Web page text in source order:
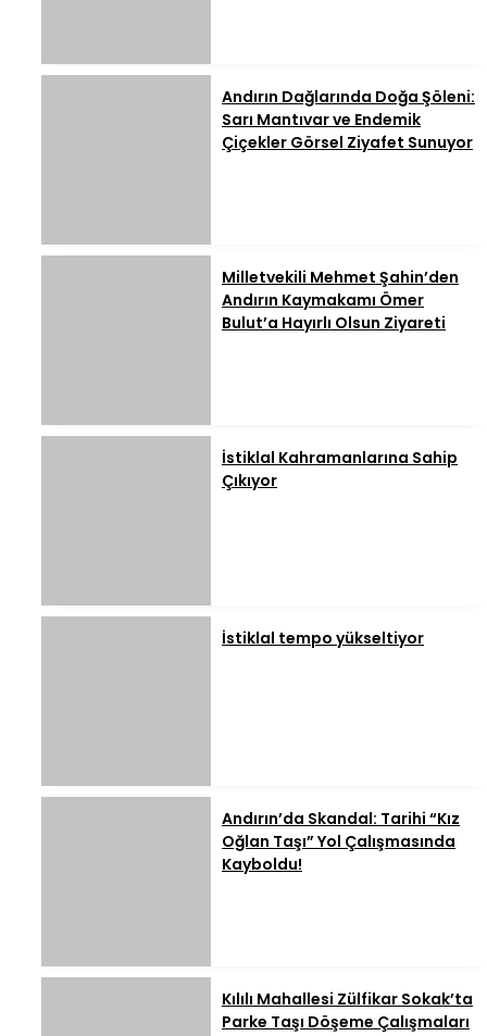
Andırın Dağlarında Doğa Şöleni:
Sarı Mantıvar ve Endemik
Çiçekler Görsel Ziyafet Sunuyor
Milletvekili Mehmet Şahin’den
Andırın Kaymakamı Ömer
Bulut’a Hayırlı Olsun Ziyareti
İstiklal Kahramanlarına Sahip
Çıkıyor
İstiklal tempo yükseltiyor
Andırın’da Skandal: Tarihi “Kız
Oğlan Taşı” Yol Çalışmasında
Kayboldu!
Kılılı Mahallesi Zülfikar Sokak’ta
Parke Taşı Döşeme Çalışmaları